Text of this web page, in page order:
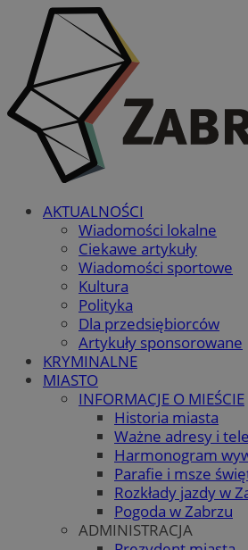
AKTUALNOŚCI
Wiadomości lokalne
Ciekawe artykuły
Wiadomości sportowe
Kultura
Polityka
Dla przedsiębiorców
Artykuły sponsorowane
KRYMINALNE
MIASTO
INFORMACJE O MIEŚCIE
Historia miasta
Ważne adresy i
Harmonogram
Parafie i msze
Rozkłady jazdy w
Pogoda w Zabrzu
ADMINISTRACJA